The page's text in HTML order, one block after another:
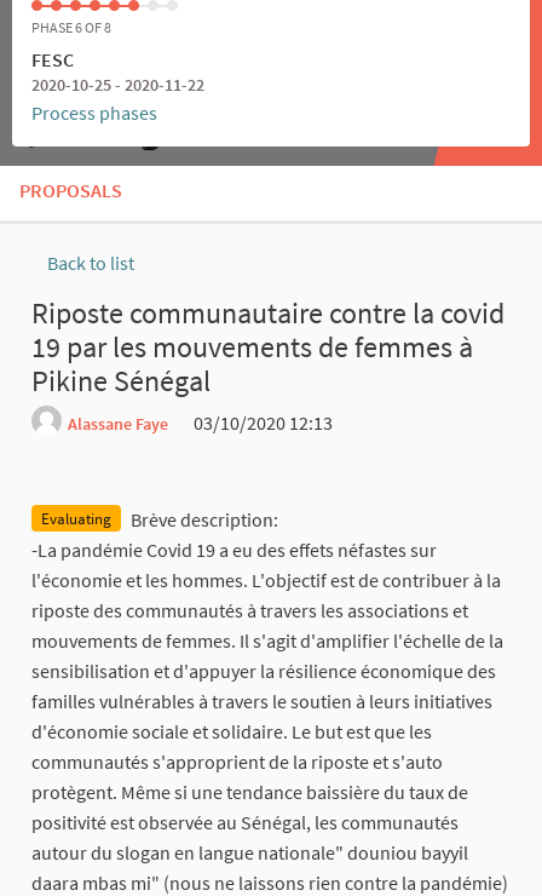
PHASE 6 OF 8
FESC
2020-10-25 - 2020-11-22
Process phases
PROPOSALS
Back to list
Riposte communautaire contre la covid
19 par les mouvements de femmes à
Pikine Sénégal
Alassane Faye
03/10/2020 12:13
Evaluating
Brève description:
-La pandémie Covid 19 a eu des effets néfastes sur
l'économie et les hommes. L'objectif est de contribuer à la
riposte des communautés à travers les associations et
mouvements de femmes. Il s'agit d'amplifier l'échelle de la
sensibilisation et d'appuyer la résilience économique des
familles vulnérables à travers le soutien à leurs initiatives
d'économie sociale et solidaire. Le but est que les
communautés s'approprient de la riposte et s'auto
protègent. Même si une tendance baissière du taux de
positivité est observée au Sénégal, les communautés
autour du slogan en langue nationale" douniou bayyil
daara mbas mi" (nous ne laissons rien contre la pandémie)